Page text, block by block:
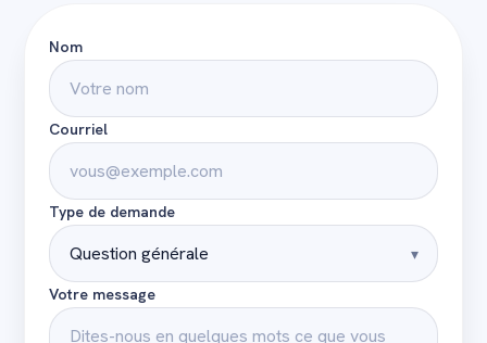
Nom
Courriel
Type de demande
▾
Votre message